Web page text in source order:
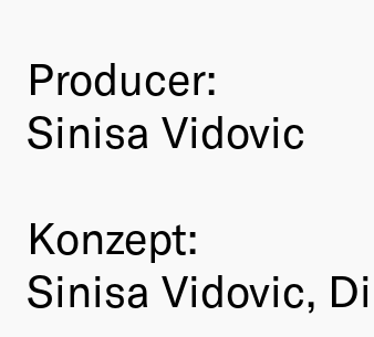
Producer:
Sinisa Vidovic
Konzept:
Sinisa Vidovic,